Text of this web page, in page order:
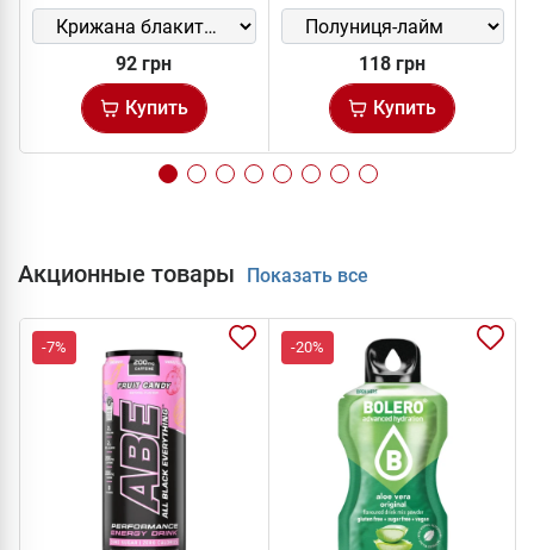
92 грн
Купить
118 грн
Купить
Акционные товары Показать все
-7% -20%